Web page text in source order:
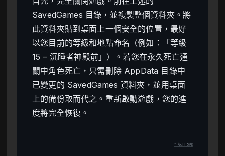
SavedGames 目錄，並複製整個資料夾。將
此資料夾貼到桌面上一個安全的位置，最好
以您目前的等級和地點命名（例如：「等級
15 – 沉睡者神殿前」）。若您在永久死亡通
關中角色死亡，只需刪除 AppData 目錄中
已變更的 SavedGames 資料夾，並用桌面
上的備份取而代之。重新啟動遊戲，您的進
度將完全恢復。
↑ 返回頂部